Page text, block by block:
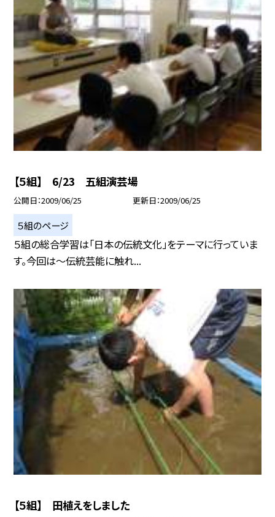
【５組】 6/23 五組演芸場
公開日 2009/06/25 更新日 2009/06/25
５組のページ
５組の総合学習は「日本の伝統文化」をテーマに行っていま
す。今回は〜伝統芸能に触れ...
【５組】 田植えをしました